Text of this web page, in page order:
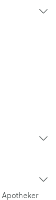
Apotheker